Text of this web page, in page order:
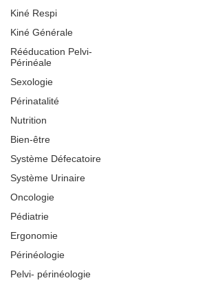
Kiné Respi
Kiné Générale
Rééducation Pelvi-
Périnéale
Sexologie
Périnatalité
Nutrition
Bien-être
Système Défecatoire
Système Urinaire
Oncologie
Pédiatrie
Ergonomie
Périnéologie
Pelvi- périnéologie